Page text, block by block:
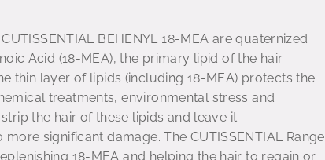
BEHENYL 18-MEA are quaternized
Acid (18-MEA), the primary lipid of the hair
thin layer of lipids (including 18-MEA) protects the
treatments, environmental stress and
the hair of these lipids and leave it
significant damage. The CUTISSENTIAL Range
18-MEA and helping the hair to regain or